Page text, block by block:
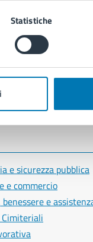
Statistiche
e sicurezza pubblica
e commercio
e